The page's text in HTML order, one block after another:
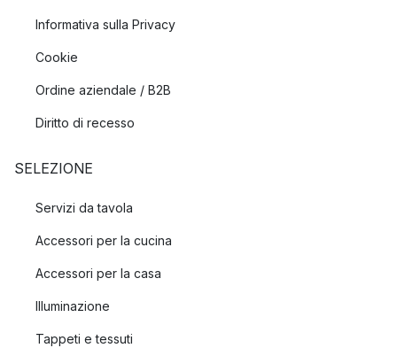
Informativa sulla Privacy
Cookie
Ordine aziendale / B2B
Diritto di recesso
SELEZIONE
Servizi da tavola
Accessori per la cucina
Accessori per la casa
Illuminazione
Tappeti e tessuti